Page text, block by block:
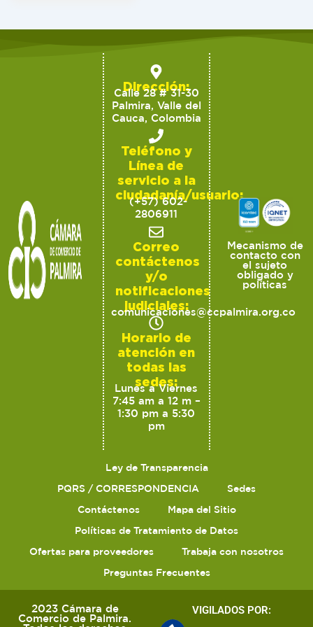
Dirección:
Calle 28 # 31-30
Palmira, Valle del
Cauca, Colombia
Teléfono y
Línea de
servicio a la
ciudadanía/usuario:
(+57) 602-
2806911
Correo
contáctenos
y/o
notificaciones
judiciales:
comunicaciones@ccpalmira.org.co
Horario de
atención en
todas las
sedes:
Lunes a Viernes
7:45 am a 12 m –
1:30 pm a 5:30
pm
Mecanismo de
contacto con
el sujeto
obligado y
políticas
Ley de Transparencia
PQRS / CORRESPONDENCIA
Sedes
Contáctenos
Mapa del Sitio
Políticas de Tratamiento de Datos
Ofertas para proveedores
Trabaja con nosotros
Preguntas Frecuentes
2023 Cámara de
Comercio de Palmira.
VIGILADOS POR: